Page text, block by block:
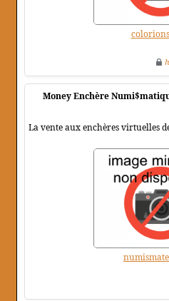
Money Enchère
La vente aux enchères virtuelles